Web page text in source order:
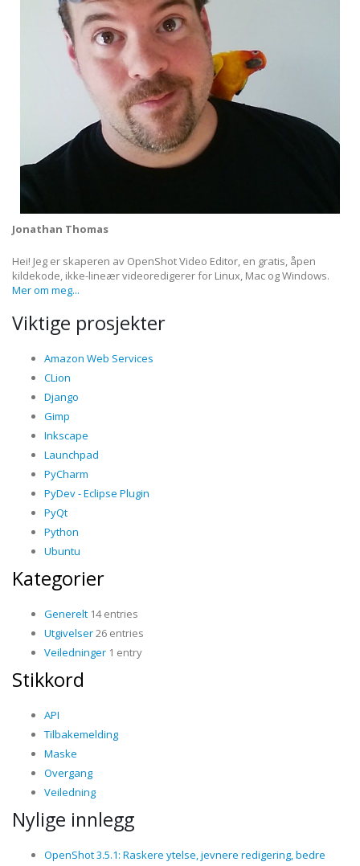
Jonathan Thomas
Hei! Jeg er skaperen av OpenShot Video Editor, en gratis, åpen
kildekode, ikke-lineær videoredigerer for Linux, Mac og Windows.
Mer om meg...
Viktige prosjekter
Amazon Web Services
CLion
Django
Gimp
Inkscape
Launchpad
PyCharm
PyDev - Eclipse Plugin
PyQt
Python
Ubuntu
Kategorier
Generelt 14 entries
Utgivelser26 entries
Veiledninger 1 entry
Stikkord
API
Tilbakemelding
Maske
Overgang
Veiledning
Nylige innlegg
OpenShot 3.5.1: Raskere ytelse, jevnere redigering, bedre